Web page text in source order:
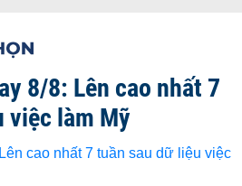
8/8: Lên cao nhất 7
việc làm Mỹ